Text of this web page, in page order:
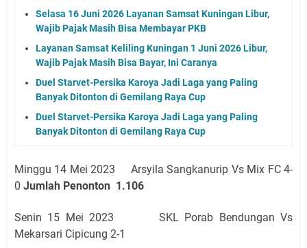
Selasa 16 Juni 2026 Layanan Samsat Kuningan Libur,
Wajib Pajak Masih Bisa Membayar PKB
Layanan Samsat Keliling Kuningan 1 Juni 2026 Libur,
Wajib Pajak Masih Bisa Bayar, Ini Caranya
Duel Starvet-Persika Karoya Jadi Laga yang Paling
Banyak Ditonton di Gemilang Raya Cup
Duel Starvet-Persika Karoya Jadi Laga yang Paling
Banyak Ditonton di Gemilang Raya Cup
Minggu 14 Mei 2023 Arsyila Sangkanurip Vs Mix FC 4-
0 Jumlah Penonton 1.106
Senin 15 Mei 2023 SKL Porab Bendungan Vs
Mekarsari Cipicung 2-1